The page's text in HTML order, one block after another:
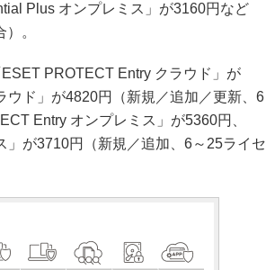
Plus オンプレミス」が3160円など
。
PROTECT Entry クラウド」が
ド」が4820円（新規／追加／更新、6
Entry オンプレミス」が5360円、
」が3710円（新規／追加、6～25ライセ